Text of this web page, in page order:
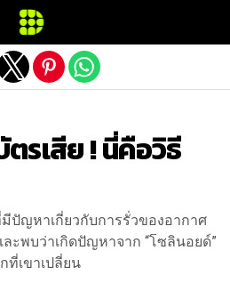
รเสีย ! นี่คือวิธี
ปัญหาเกี่ยวกับการรั่วของอากาศ
ะพบว่าเกิดปัญหาจาก “โซลินอยด์”
ที่เขาเปลี่ยน
version